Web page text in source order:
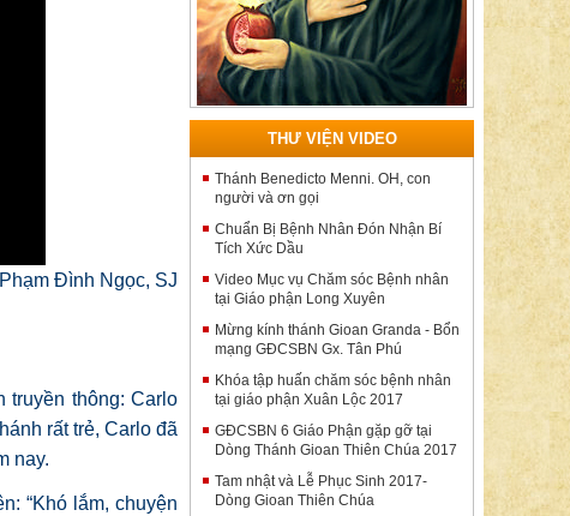
Đình Ngọc, SJ
truyền thông:Carlo
rất trẻ, Carlo đã
nay.
“Khó lắm, chuyện
THƯ VIỆN VIDEO
Thánh Benedicto Menni. OH, con
người và ơn gọi
Chuẩn Bị Bệnh Nhân Đón Nhận Bí
Tích Xức Dầu
Video Mục vụ Chăm sóc Bệnh nhân
tại Giáo phận Long Xuyên
Mừng kính thánh Gioan Granda - Bổn
mạng GĐCSBN Gx. Tân Phú
Khóa tập huấn chăm sóc bệnh nhân
tại giáo phận Xuân Lộc 2017
GĐCSBN 6 Giáo Phận gặp gỡ tại
Dòng Thánh Gioan Thiên Chúa 2017
Tam nhật và Lễ Phục Sinh 2017-
Dòng Gioan Thiên Chúa